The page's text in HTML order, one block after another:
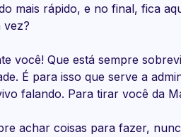
mais rápido, e no final, fica
vez?
você! Que está sempre
É para isso que serve a
falando. Para tirar você da
achar coisas para fazer,